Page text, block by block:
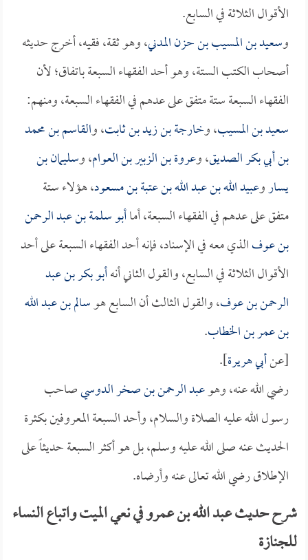
الأقوال الثلاثة في السابع.
وسعيد بن المسيب بن حزن المدني، وهو ثقة، فقيه، أخرج حديثه
أصحاب الكتب الستة، وهو أحد الفقهاء السبعة باتفاق؛ لأن
الفقهاء السبعة ستة متفق على عدهم في الفقهاء السبعة، ومنهم:
سعيد بن المسيب، وخارجة بن زيد بن ثابت، والقاسم بن محمد
بن أبي بكر الصديق، وعروة بن الزبير بن العوام، وسليمان بن
يساروعبيد الله بن عبد الله بن عتبة بن مسعود، هؤلاء ستة
متفق على عدهم في الفقهاء السبعة، أماأبو سلمة بن عبد الرحمن
بن عوفالذي معه في الإسناد، فإنه أحد الفقهاء السبعة على أحد
الأقوال الثلاثة في السابع، والقول الثاني أنهأبو بكر بن عبد
الرحمن بن عوف، والقول الثالث أن السابع هوسالم بن عبد الله
بن عمر بن الخطاب.
[عنأبي هريرة].
رضي الله عنه، وهوعبد الرحمن بن صخر الدوسيصاحب
رسول الله عليه الصلاة والسلام، وأحد السبعة المعروفين بكثرة
الحديث عنه صلى الله عليه وسلم، بل هو أكثر السبعة حديثاً على
الإطلاق رضي الله تعالى عنه وأرضاه.
شرح حديث عبد الله بن عمرو في نعي الميت واتباع النساء
للجنازة